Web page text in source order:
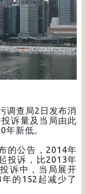
调查局2日发布消
诉量及当局由此
年新低。
的公告，2014年
投诉，比2013年
诉中，当局展开
的152起减少了